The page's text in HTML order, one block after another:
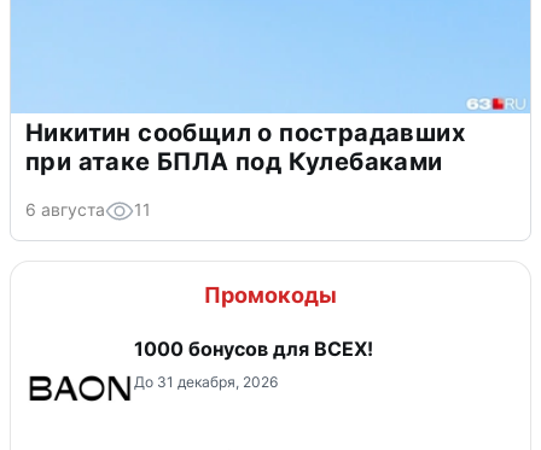
Никитин сообщил о пострадавших
при атаке БПЛА под Кулебаками
6 августа 11
Промокоды
1000 бонусов для ВСЕХ!
До 31 декабря, 2026